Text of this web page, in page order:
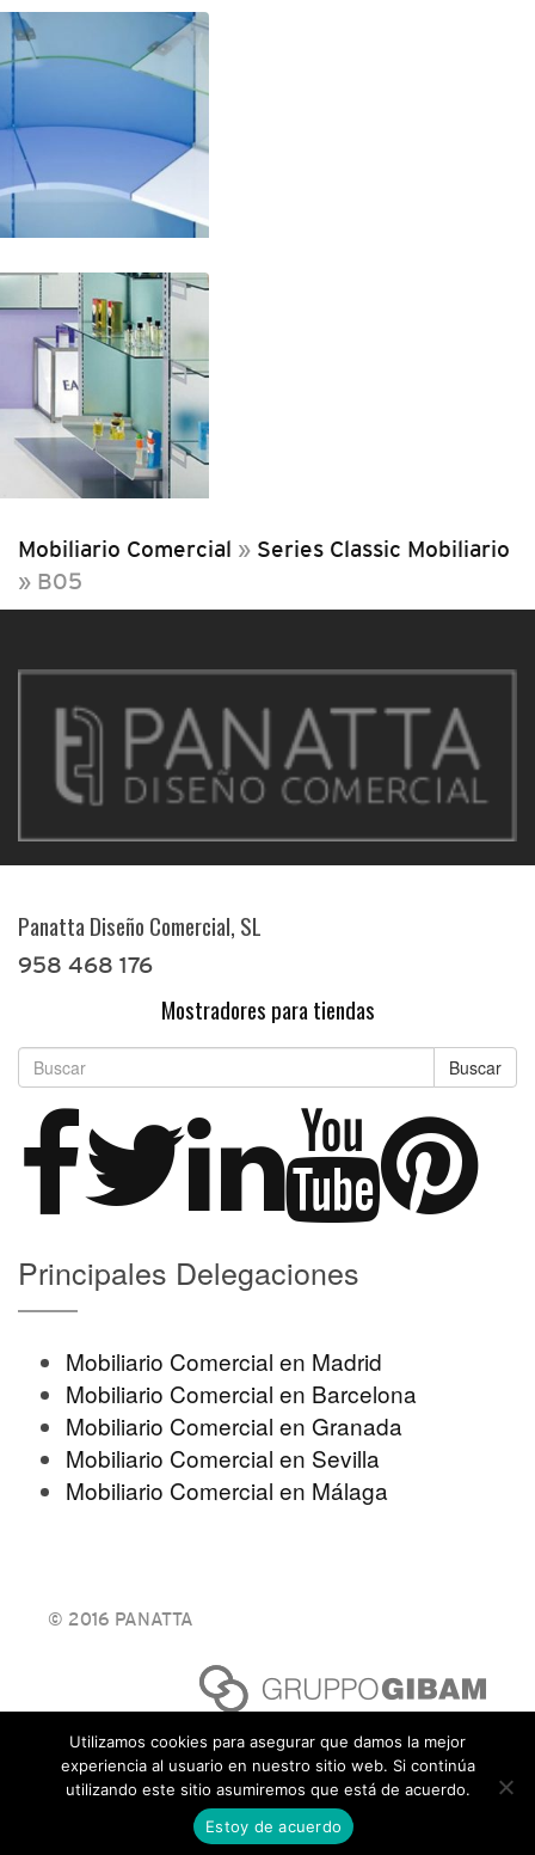
Mobiliario Comercial » Series Classic Mobiliario
» B05
Panatta Diseño Comercial, SL
958 468 176
Mostradores para tiendas
Buscar
Principales Delegaciones
Mobiliario Comercial en Madrid
Mobiliario Comercial en Barcelona
Mobiliario Comercial en Granada
Mobiliario Comercial en Sevilla
Mobiliario Comercial en Málaga
© 2016 PANATTA
Utilizamos cookies para asegurar que damos la mejor
experiencia al usuario en nuestro sitio web. Si continúa
utilizando este sitio asumiremos que está de acuerdo.
Estoy de acuerdo